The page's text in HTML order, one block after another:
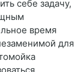
себе задачу,
время
для